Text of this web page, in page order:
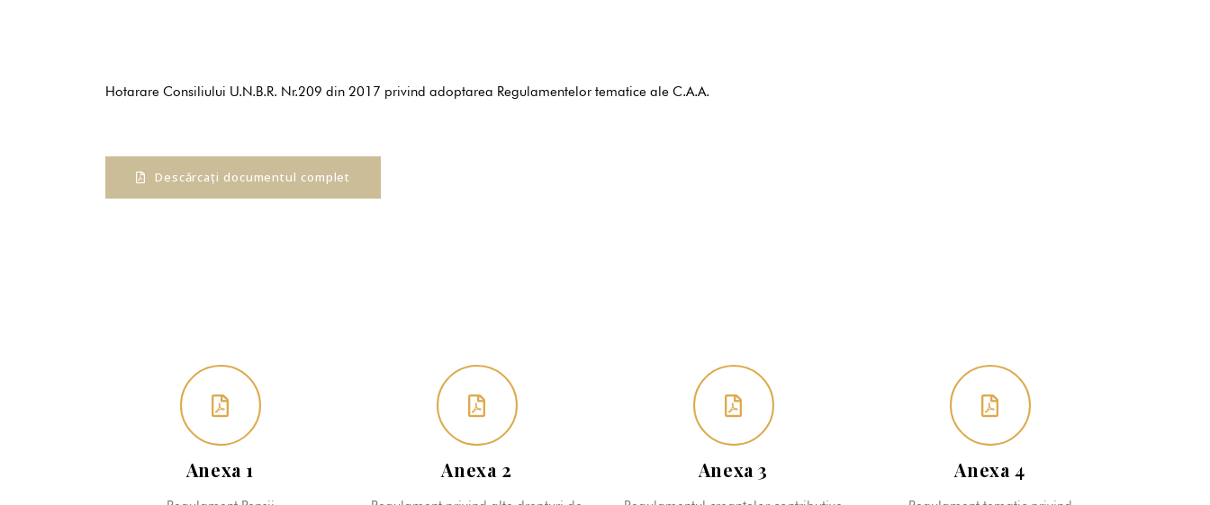
Hotarare Consiliului U.N.B.R. Nr.209 din 2017 privind adoptarea Regulamentelor tematice ale C.A.A.
Descărcați documentul complet
Anexa 1 Anexa 2 Anexa 3 Anexa 4